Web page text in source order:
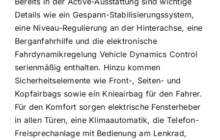
Details wie ein Gespann-Stabilisierungssystem,
eine Niveau-Regulierung an der Hinterachse, eine
Berganfahrhilfe und die elektronische
Fahrdynamikregelung Vehicle Dynamics Control
serienmäßig enthalten. Hinzu kommen
Sicherheitselemente wie Front-, Seiten- und
Kopfairbags sowie ein Knieairbag für den Fahrer.
Für den Komfort sorgen elektrische Fensterheber
in allen Türen, eine Klimaautomatik, die Telefon-
Freisprechanlage mit Bedienung am Lenkrad,